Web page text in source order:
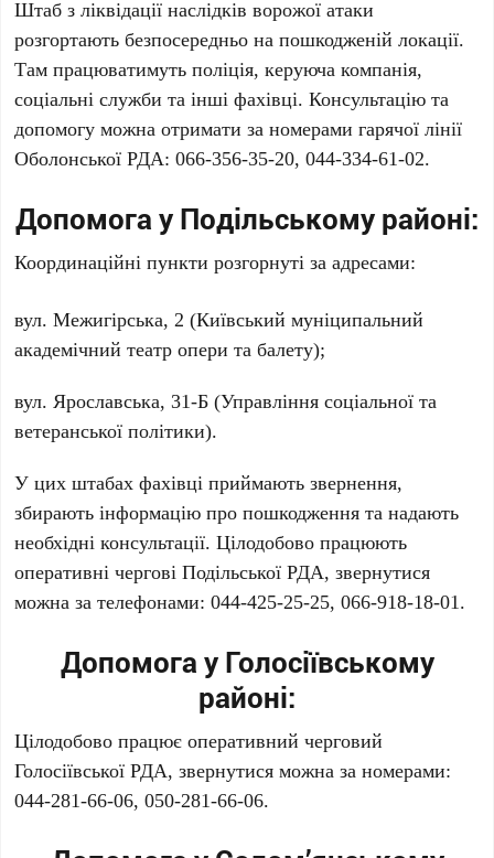
Штаб з ліквідації наслідків ворожої атаки
розгортають безпосередньо на пошкодженій локації.
Там працюватимуть поліція, керуюча компанія,
соціальні служби та інші фахівці. Консультацію та
допомогу можна отримати за номерами гарячої лінії
Оболонської РДА:066-356-35-20, 044-334-61-02.
Допомога у Подільському районі:
Координаційні пункти розгорнуті за адресами:
вул. Межигірська, 2 (Київський муніципальний
академічний театр опери та балету);
вул. Ярославська, 31-Б (Управління соціальної та
ветеранської політики).
У цих штабах фахівці приймають звернення,
збирають інформацію про пошкодження та надають
необхідні консультації. Цілодобово працюють
оперативні чергові Подільської РДА, звернутися
можна за телефонами:044-425-25-25, 066-918-18-01.
Допомога у Голосіївському
районі:
Цілодобово працює оперативний черговий
Голосіївської РДА, звернутися можна за номерами:
044-281-66-06, 050-281-66-06.